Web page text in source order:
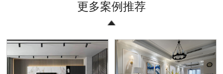
更多案例推荐